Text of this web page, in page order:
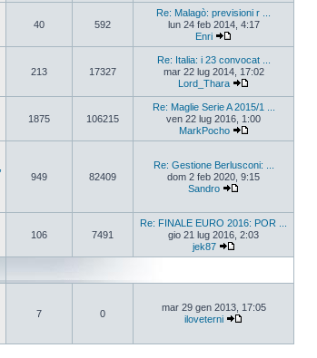
40 592
Re: Malagò: previsioni r ...
lun 24 feb 2014, 4:17
Enri
213 17327
Re: Italia: i 23 convocat ...
mar 22 lug 2014, 17:02
Lord_Thara
1875 106215
Re: Maglie Serie A 2015/1 ...
ven 22 lug 2016, 1:00
MarkPocho
949 82409
Re: Gestione Berlusconi: ...
dom 2 feb 2020, 9:15
Sandro
106 7491
Re: FINALE EURO 2016: POR ...
gio 21 lug 2016, 2:03
jek87
7 0
mar 29 gen 2013, 17:05
iloveterni